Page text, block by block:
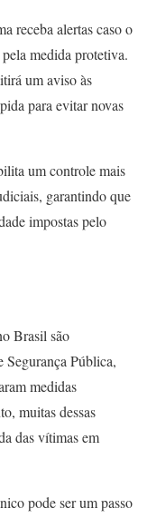
receba alertas caso o
medida protetiva.
um aviso às
para evitar novas
um controle mais
garantindo que
impostas pelo
Brasil são
Segurança Pública,
medidas
muitas dessas
das vítimas em
pode ser um passo